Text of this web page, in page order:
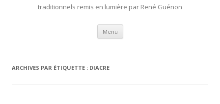
traditionnels remis en lumière par René Guénon
Menu Aller
contenu
ARCHIVES PAR ÉTIQUETTE : DIACRE